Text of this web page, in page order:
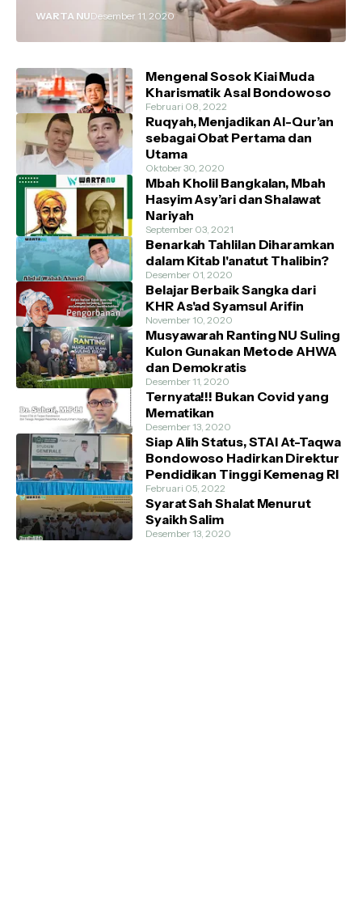
WARTA NUDesember 11, 2020
Mengenal Sosok Kiai Muda
Kharismatik Asal Bondowoso
Februari 08, 2022
Ruqyah, Menjadikan Al-Qur’an
sebagai Obat Pertama dan
Utama
Oktober 30, 2020
Mbah Kholil Bangkalan, Mbah
Hasyim Asy’ari dan Shalawat
Nariyah
September 03, 2021
Benarkah Tahlilan Diharamkan
dalam Kitab I'anatut Thalibin?
Desember 01, 2020
Belajar Berbaik Sangka dari
KHR As'ad Syamsul Arifin
November 10, 2020
Musyawarah Ranting NU Suling
Kulon Gunakan Metode AHWA
dan Demokratis
Desember 11, 2020
Ternyata!!! Bukan Covid yang
Mematikan
Desember 13, 2020
Siap Alih Status, STAI At-Taqwa
Bondowoso Hadirkan Direktur
Pendidikan Tinggi Kemenag RI
Februari 05, 2022
Syarat Sah Shalat Menurut
Syaikh Salim
Desember 13, 2020